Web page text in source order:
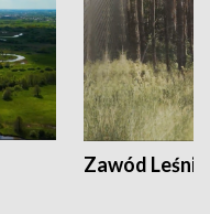
Zawód Leśnik